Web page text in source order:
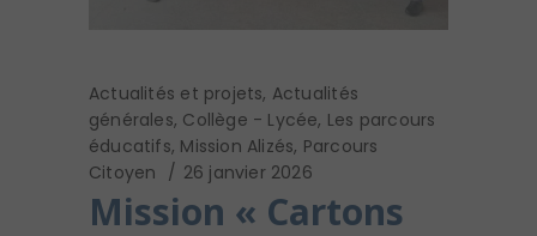
Actualités et projets, Actualités
générales, Collège - Lycée, Les parcours
éducatifs, Mission Alizés, Parcours
Citoyen
26 janvier 2026
Mission « Cartons